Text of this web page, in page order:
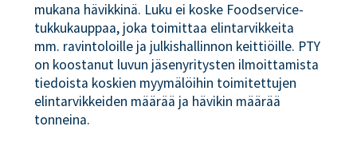
mukana hävikkinä. Luku ei koske Foodservice-
tukkukauppaa, joka toimittaa elintarvikkeita
mm. ravintoloille ja julkishallinnon keittiöille. PTY
on koostanut luvun jäsenyritysten ilmoittamista
tiedoista koskien myymälöihin toimitettujen
elintarvikkeiden määrää ja hävikin määrää
tonneina.